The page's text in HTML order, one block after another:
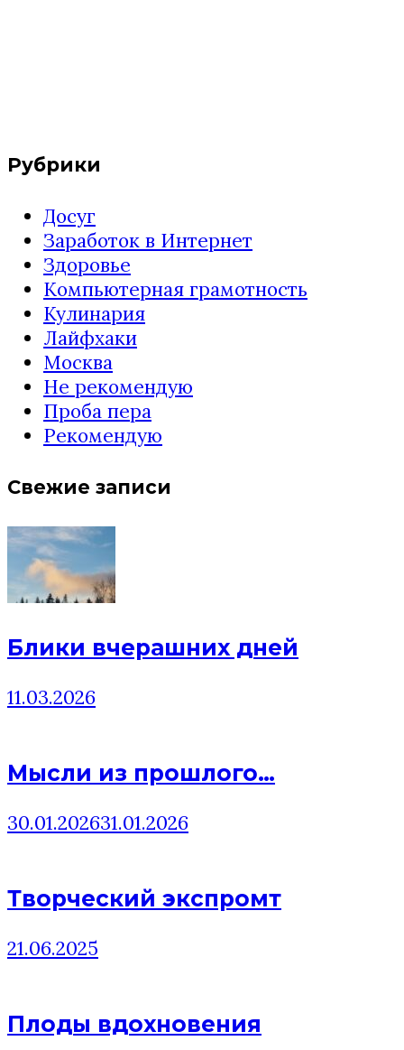
Рубрики
Досуг
Заработок в Интернет
Здоровье
Компьютерная грамотность
Кулинария
Лайфхаки
Москва
Не рекомендую
Проба пера
Рекомендую
Свежие записи
Блики вчерашних дней
11.03.2026
Мысли из прошлого…
30.01.202631.01.2026
Творческий экспромт
21.06.2025
Плоды вдохновения